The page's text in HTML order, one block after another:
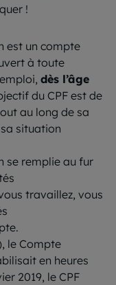
!
est un compte
à toute
dès l’âge
du CPF est de
au long de sa
situation
se remplie au fur
travaillez, vous
le Compte
en heures
2019, le CPF